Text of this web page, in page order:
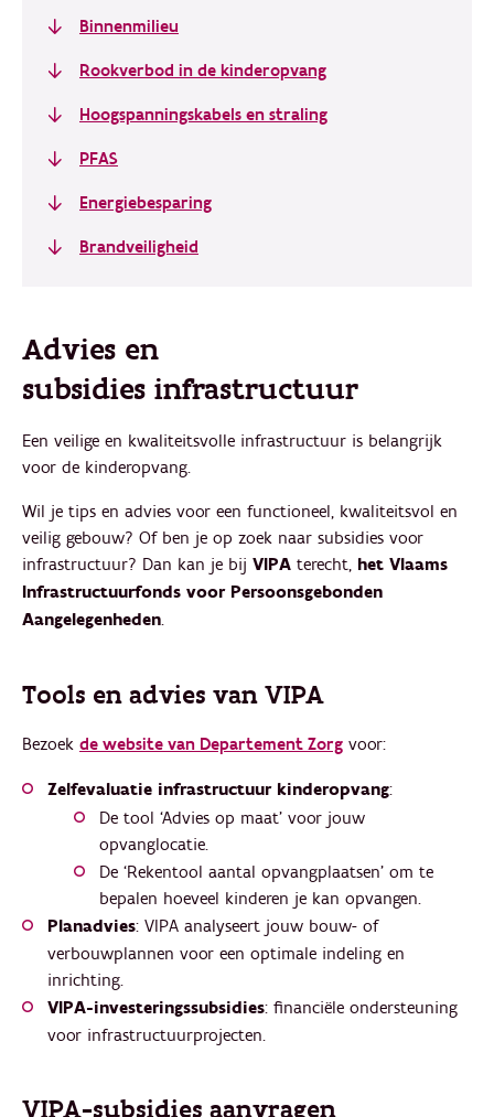
Binnenmilieu
Rookverbod in de kinderopvang
Hoogspanningskabels en straling
PFAS
Energiebesparing
Brandveiligheid
Advies en
subsidies infrastructuur
Een veilige en kwaliteitsvolle infrastructuur is belangrijk
voor de kinderopvang.
Wil je tips en advies voor een functioneel, kwaliteitsvol en
veilig gebouw? Of ben je op zoek naar subsidies voor
infrastructuur? Dan kan je bij VIPA terecht, het Vlaams
Infrastructuurfonds voor Persoonsgebonden
Aangelegenheden.
Tools en advies van VIPA
Bezoek de website van Departement Zorg voor:
Zelfevaluatie infrastructuur kinderopvang:
De tool ‘Advies op maat’ voor jouw
opvanglocatie.
De ‘Rekentool aantal opvangplaatsen’ om te
bepalen hoeveel kinderen je kan opvangen.
Planadvies: VIPA analyseert jouw bouw- of
verbouwplannen voor een optimale indeling en
inrichting.
VIPA-investeringssubsidies: financiële ondersteuning
voor infrastructuurprojecten.
VIPA-subsidies aanvragen